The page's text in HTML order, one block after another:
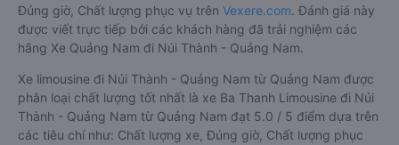
Đúng giờ, Chất lượng phục vụ trên Vexere.com. Đánh giá này
được viết trực tiếp bởi các khách hàng đã trải nghiệm các
hãng Xe Quảng Nam đi Núi Thành - Quảng Nam.
Xe limousine đi Núi Thành - Quảng Nam từ Quảng Nam được
phân loại chất lượng tốt nhất là xe Ba Thanh Limousine đi Núi
Thành - Quảng Nam từ Quảng Nam đạt 5.0 / 5 điểm dựa trên
các tiêu chí như: Chất lượng xe, Đúng giờ, Chất lượng phục